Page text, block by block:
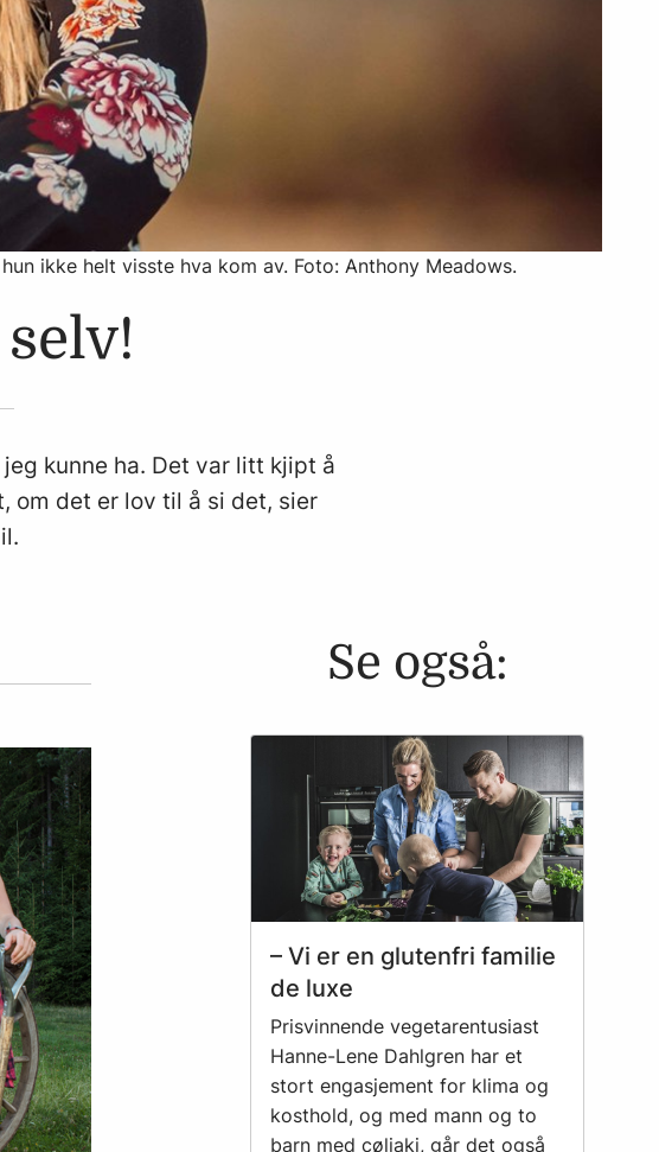
ikke helt visste hva kom av. Foto: Anthony Meadows.
kunne ha. Det var litt kjipt å
om det er lov til å si det, sier
Se også:
– Vi er en glutenfri familie
de luxe
Prisvinnende vegetarentusiast
Hanne-Lene Dahlgren har et
stort engasjement for klima og
kosthold, og med mann og to
barn med cøliaki, går det også